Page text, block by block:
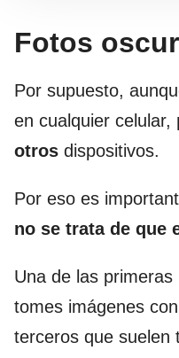
Fotos
Por supuesto,
en cualquier celular,
otros dispositivos.
Por eso es
no se trata de que
Una de las
tomes imágenes
terceros que suelen